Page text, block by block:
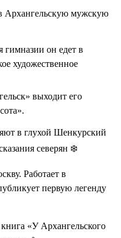
Архангельскую мужскую
он едет в
художественное
выходит его
в глухой Шенкурский
северян ❄️
Работает в
первую легенду
«У Архангельского